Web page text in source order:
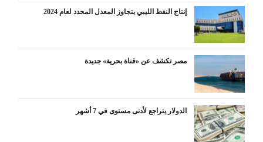
إنتاج النفط الليبي يتجاوز المعدل المحدد لعام 2024
مصر تكشف عن «قناة بحرية» جديدة
الدولار يتراجع لأدنى مستوى في 7 أشهر